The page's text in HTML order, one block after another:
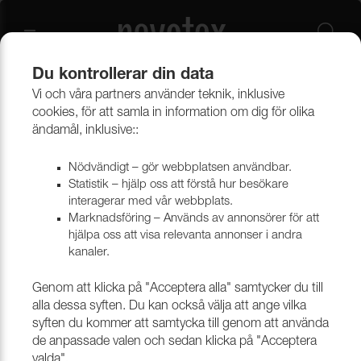
Övrigt Knappar, Lister & Profiler Klädda knappar & metallknappar
Filtrera
Du kontrollerar din data
Vi och våra partners använder teknik, inklusive
cookies, för att samla in information om dig för olika
ändamål, inklusive::
Nödvändigt – gör webbplatsen användbar.
Statistik – hjälp oss att förstå hur besökare
interagerar med vår webbplats.
Marknadsföring – Används av annonsörer för att
hjälpa oss att visa relevanta annonser i andra
kanaler.
Genom att klicka på "Acceptera alla" samtycker du till
alla dessa syften. Du kan också välja att ange vilka
syften du kommer att samtycka till genom att använda
de anpassade valen och sedan klicka på "Acceptera